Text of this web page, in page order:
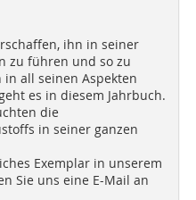
ihn in seiner
zu führen und so zu
all seinen Aspekten
es in diesem Jahrbuch.
die
in seiner ganzen
Exemplar in unserem
Sie uns eine E-Mail an